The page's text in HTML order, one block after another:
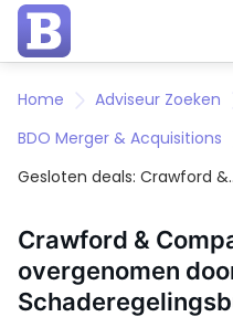
Home
Adviseur Zoeken
BDO Merger & Acquisitions
Gesloten deals: Crawford &
Crawford &
overgenomen